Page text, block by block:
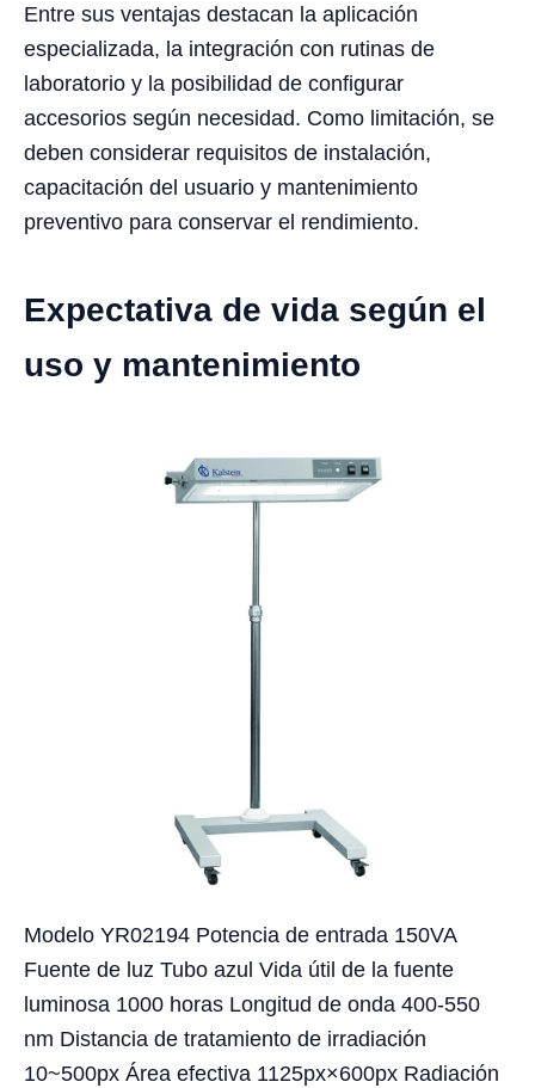
Entre sus ventajas destacan la aplicación
especializada, la integración con rutinas de
laboratorio y la posibilidad de configurar
accesorios según necesidad. Como limitación, se
deben considerar requisitos de instalación,
capacitación del usuario y mantenimiento
preventivo para conservar el rendimiento.
Expectativa de vida según el
uso y mantenimiento
Modelo YR02194 Potencia de entrada 150VA
Fuente de luz Tubo azul Vida útil de la fuente
luminosa 1000 horas Longitud de onda 400-550
nm Distancia de tratamiento de irradiación
10~500px Área efectiva 1125px×600px Radiación